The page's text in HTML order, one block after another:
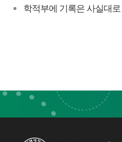
학적부에 기록은 사실대